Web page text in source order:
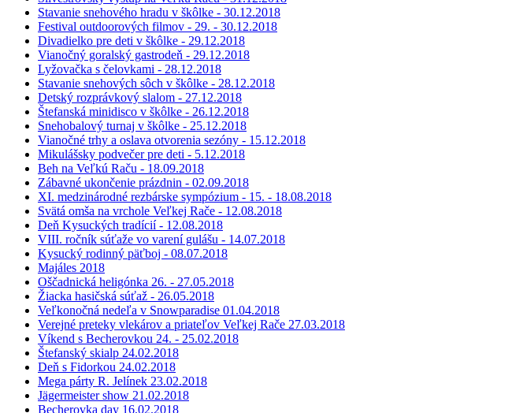
Stavanie snehového hradu v škôlke - 30.12.2018
Festival outdoorových filmov - 29. - 30.12.2018
Divadielko pre deti v škôlke - 29.12.2018
Vianočný goralský gastrodeň - 29.12.2018
Lyžovačka s čelovkami - 28.12.2018
Stavanie snehových sôch v škôlke - 28.12.2018
Detský rozprávkový slalom - 27.12.2018
Štefanská minidisco v škôlke - 26.12.2018
Snehobalový turnaj v škôlke - 25.12.2018
Vianočné trhy a oslava otvorenia sezóny - 15.12.2018
Mikulášsky podvečer pre deti - 5.12.2018
Beh na Veľkú Raču - 18.09.2018
Zábavné ukončenie prázdnin - 02.09.2018
XI. medzinárodné rezbárske sympózium - 15. - 18.08.2018
Svätá omša na vrchole Veľkej Rače - 12.08.2018
Deň Kysuckých tradícií - 12.08.2018
VIII. ročník súťaže vo varení gulášu - 14.07.2018
Kysucký rodinný päťboj - 08.07.2018
Majáles 2018
Oščadnická heligónka 26. - 27.05.2018
Žiacka hasičská súťaž - 26.05.2018
Veľkonočná nedeľa v Snowparadise 01.04.2018
Verejné preteky vlekárov a priateľov Veľkej Rače 27.03.2018
Víkend s Becherovkou 24. - 25.02.2018
Štefanský skialp 24.02.2018
Deň s Fidorkou 24.02.2018
Mega párty R. Jelínek 23.02.2018
Jägermeister show 21.02.2018
Becherovka day 16.02.2018